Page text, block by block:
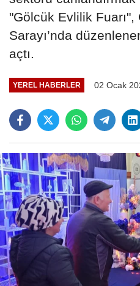
"Gölcük Evlilik
Sarayı’nda
açtı.
YEREL HABERLER 02 Ocak